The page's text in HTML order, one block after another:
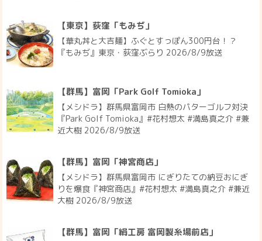
【東京】荻窪「もみぢ」
【華丸丼と大吉麺】ふぐとすっぽん300円台！？
『もみぢ』東京・荻窪ぶらり 2026/8/9放送
【群馬】富岡「Park Golf Tomioka」
【メシドラ】群馬県富岡市 白熱のパターゴルフ対決
『Park Golf Tomioka』#花村想太 #満島真之介 #兼
近大樹 2026/8/9放送
【群馬】富岡「神宮商店」
【メシドラ】群馬県富岡市 にぎりたての納豆おにぎ
りを爆食『神宮商店』#花村想太 #満島真之介 #兼近
大樹 2026/8/9放送
【群馬】富岡「絹工房 富岡製糸場前店」